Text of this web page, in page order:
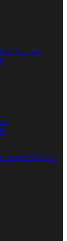
DOMESTICAS